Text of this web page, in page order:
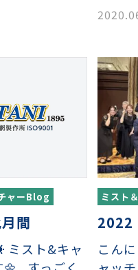
金型レ
ャーBlog
間
ミスト&キャ
ミスト
2022
こん